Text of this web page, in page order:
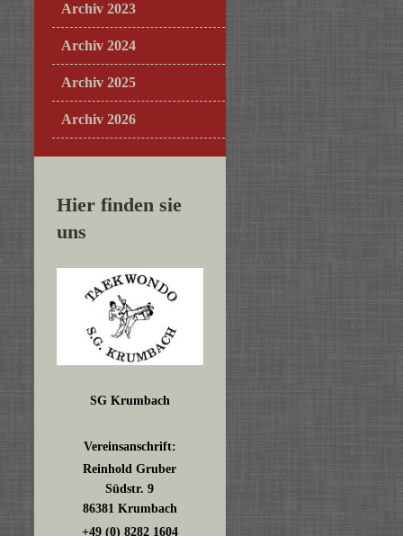
Archiv 2023
Archiv 2024
Archiv 2025
Archiv 2026
Hier finden sie
uns
SG Krumbach
Vereinsanschrift:
Reinhold Gruber
Südstr. 9
86381 Krumbach
+49 (0) 8282 1604